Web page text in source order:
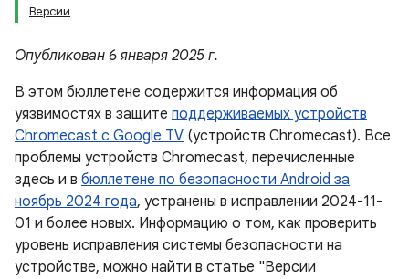
Версии
Опубликован 6 января 2025 г.
В этом бюллетене содержится информация об
уязвимостях в защите поддерживаемых устройств
Chromecast с Google TV (устройств Chromecast). Все
проблемы устройств Chromecast, перечисленные
здесь и в бюллетене по безопасности Android за
ноябрь 2024 года, устранены в исправлении 2024-11-
01 и более новых. Информацию о том, как проверить
уровень исправления системы безопасности на
устройстве, можно найти в статье "Версии